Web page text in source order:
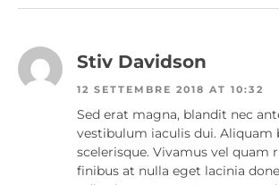
Stiv Davidson
12 SETTEMBRE 2018 AT 10:32
Sed erat magna, blandit nec
vestibulum iaculis dui. Aliquam
scelerisque. Vivamus vel quam
finibus at nulla eget lacinia